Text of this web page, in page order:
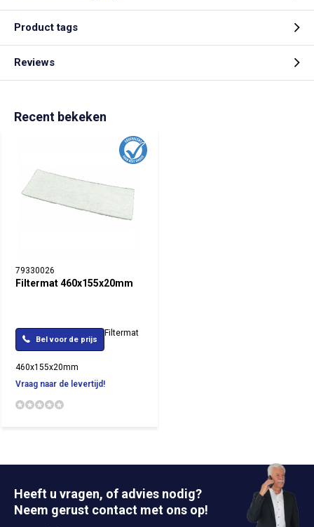
Product tags
Reviews
Recent bekeken
79330026
Filtermat 460x155x20mm
Bel voor de prijs
Filtermat
460x155x20mm
Vraag naar de levertijd!
Heeft u vragen, of advies nodig?
Neem gerust contact met ons op!